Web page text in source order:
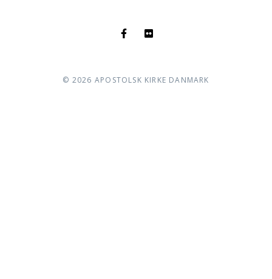
© 2026 APOSTOLSK KIRKE DANMARK